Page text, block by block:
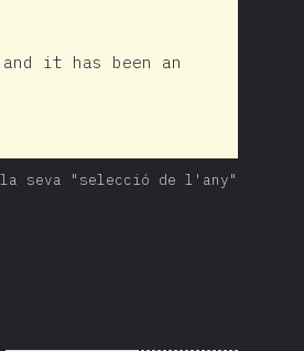
it has been an
la seva "selecció de l'any"